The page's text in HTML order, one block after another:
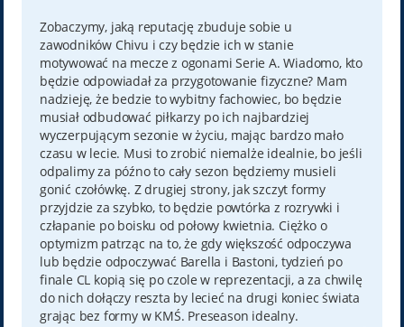
Zobaczymy, jaką reputację zbuduje sobie u
zawodników Chivu i czy będzie ich w stanie
motywować na mecze z ogonami Serie A. Wiadomo, kto
będzie odpowiadał za przygotowanie fizyczne? Mam
nadzieję, że bedzie to wybitny fachowiec, bo będzie
musiał odbudować piłkarzy po ich najbardziej
wyczerpującym sezonie w życiu, mając bardzo mało
czasu w lecie. Musi to zrobić niemalże idealnie, bo jeśli
odpalimy za późno to cały sezon będziemy musieli
gonić czołówkę. Z drugiej strony, jak szczyt formy
przyjdzie za szybko, to będzie powtórka z rozrywki i
człapanie po boisku od połowy kwietnia. Ciężko o
optymizm patrząc na to, że gdy większość odpoczywa
lub będzie odpoczywać Barella i Bastoni, tydzień po
finale CL kopią się po czole w reprezentacji, a za chwilę
do nich dołączy reszta by lecieć na drugi koniec świata
grając bez formy w KMŚ. Preseason idealny.